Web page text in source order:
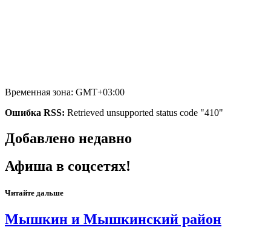
Временная зона: GMT+03:00
Ошибка RSS: Retrieved unsupported status code "410"
Добавлено недавно
Афиша в соцсетях!
Читайте дальше
Мышкин и Мышкинский район